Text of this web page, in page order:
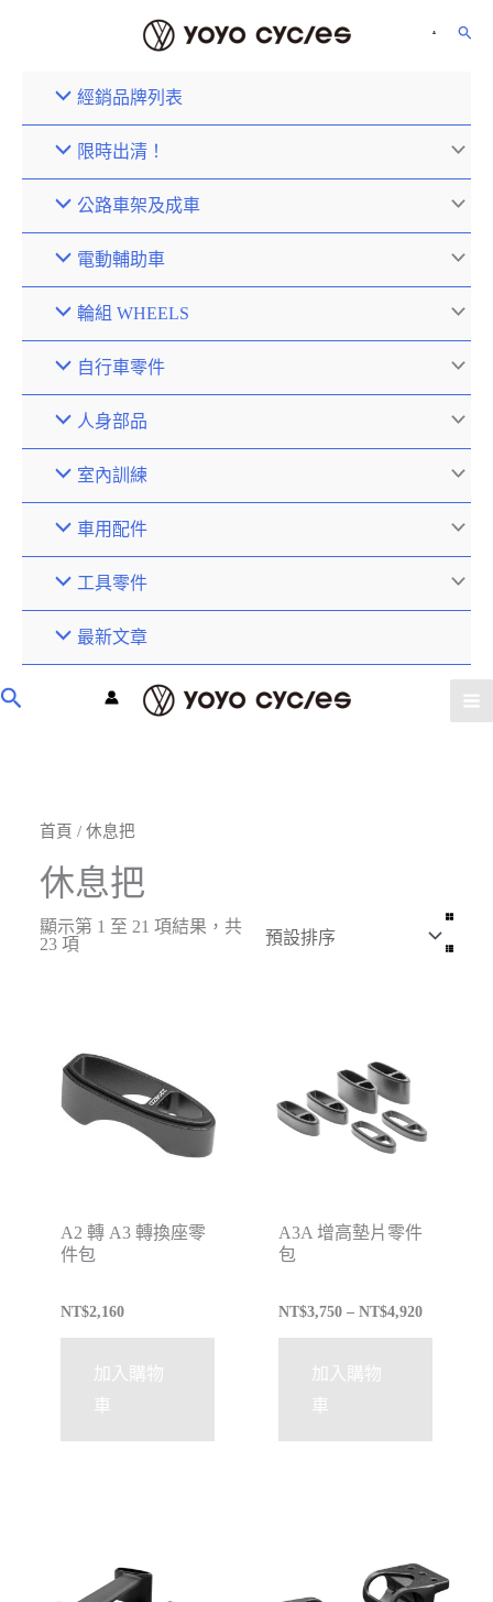
經銷品牌列表
限時出清！
公路車架及成車
電動輔助車
輪組 WHEELS
自行車零件
人身部品
室內訓練
車用配件
工具零件
最新文章
首頁 / 休息把
休息把
顯示第 1 至 21 項結果，共
23 項
A2 轉 A3 轉換座零
件包
NT$2,160
加入購物
車
A3A 增高墊片零件
包
NT$3,750 –NT$4,920
加入購物
車